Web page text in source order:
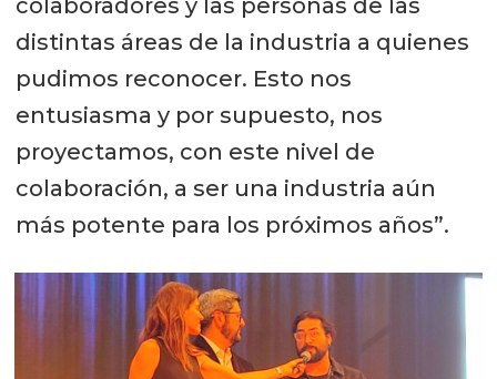
colaboradores y las personas de las
distintas áreas de la industria a quienes
pudimos reconocer. Esto nos
entusiasma y por supuesto, nos
proyectamos, con este nivel de
colaboración, a ser una industria aún
más potente para los próximos años”.